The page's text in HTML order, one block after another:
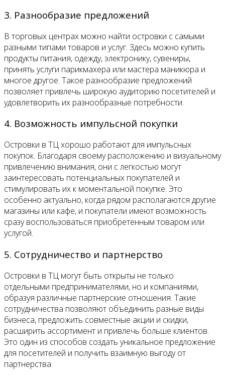
3. Разнообразие предложений
В торговых центрах можно найти островки с самыми
разными типами товаров и услуг. Здесь можно купить
продукты питания, одежду, электронику, сувениры,
принять услуги парикмахера или мастера маникюра и
многое другое. Такое разнообразие предложений
позволяет привлечь широкую аудиторию посетителей и
удовлетворить их разнообразные потребности.
4. Возможность импульсной покупки
Островки в ТЦ хорошо работают для импульсных
покупок. Благодаря своему расположению и визуальному
привлечению внимания, они с легкостью могут
заинтересовать потенциальных покупателей и
стимулировать их к моментальной покупке. Это
особенно актуально, когда рядом располагаются другие
магазины или кафе, и покупатели имеют возможность
сразу воспользоваться приобретенным товаром или
услугой.
5. Сотрудничество и партнерство
Островки в ТЦ могут быть открыты не только
отдельными предпринимателями, но и компаниями,
образуя различные партнерские отношения. Такие
сотрудничества позволяют объединить разные виды
бизнеса, предложить совместные акции и скидки,
расширить ассортимент и привлечь больше клиентов.
Это один из способов создать уникальное предложение
для посетителей и получить взаимную выгоду от
партнерства.